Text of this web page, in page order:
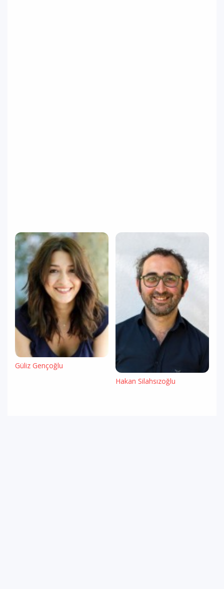
Güliz Gençoğlu
Hakan Silahsızoğlu